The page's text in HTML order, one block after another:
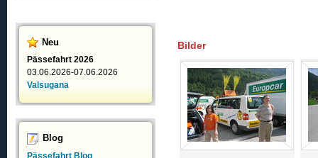
Neu
Pässefahrt 2026
03.06.2026-07.06.2026
Valsugana
Blog
Pässefahrt Blog
Bilder